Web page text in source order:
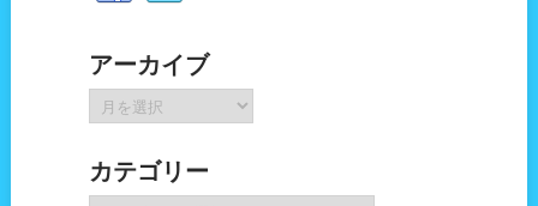
アーカイブ
ー
イ
ブ
カテゴリー